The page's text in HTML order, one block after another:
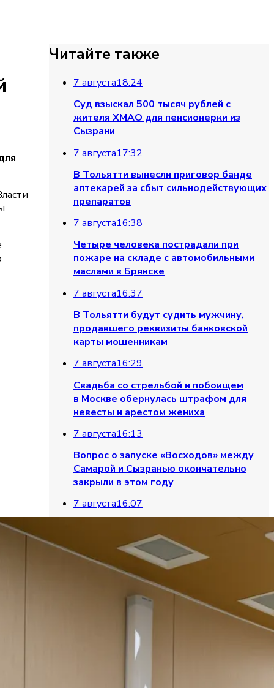
Читайте также
7 августа18:24
Суд взыскал 500 тысяч рублей с
жителя ХМАО для пенсионерки из
Сызрани
7 августа17:32
В Тольятти вынесли приговор банде
аптекарей за сбыт сильнодействующих
препаратов
7 августа16:38
Четыре человека пострадали при
пожаре на складе с автомобильными
маслами в Брянске
7 августа16:37
В Тольятти будут судить мужчину,
продавшего реквизиты банковской
карты мошенникам
7 августа16:29
Свадьба со стрельбой и побоищем
в Москве обернулась штрафом для
невесты и арестом жениха
7 августа16:13
Вопрос о запуске «Восходов» между
Самарой и Сызранью окончательно
закрыли в этом году
7 августа16:07
топором из-за ремонта и попал под
уголовное дело
7 августа15:58
«За окном — настоящая Сахара»:
медики Сызрани рассказали, как
15:45